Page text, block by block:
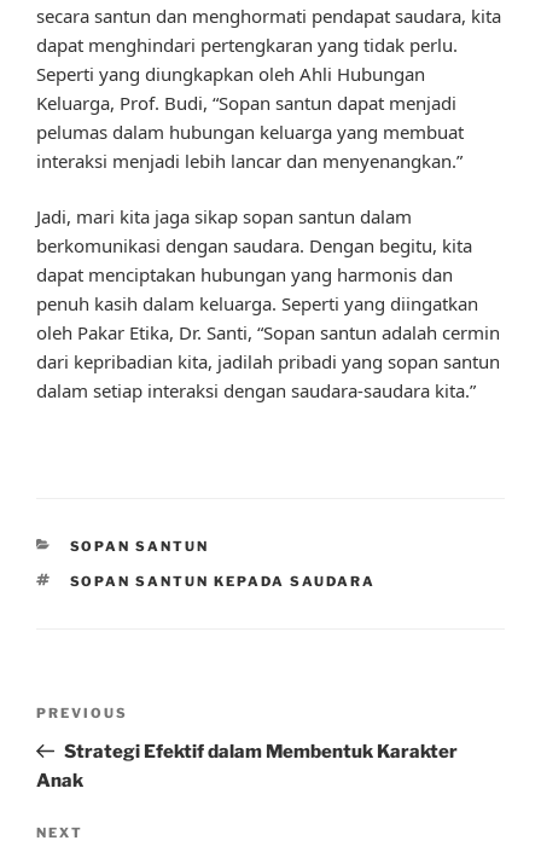
secara santun dan menghormati pendapat saudara, kita
dapat menghindari pertengkaran yang tidak perlu.
Seperti yang diungkapkan oleh Ahli Hubungan
Keluarga, Prof. Budi, “Sopan santun dapat menjadi
pelumas dalam hubungan keluarga yang membuat
interaksi menjadi lebih lancar dan menyenangkan.”
Jadi, mari kita jaga sikap sopan santun dalam
berkomunikasi dengan saudara. Dengan begitu, kita
dapat menciptakan hubungan yang harmonis dan
penuh kasih dalam keluarga. Seperti yang diingatkan
oleh Pakar Etika, Dr. Santi, “Sopan santun adalah cermin
dari kepribadian kita, jadilah pribadi yang sopan santun
dalam setiap interaksi dengan saudara-saudara kita.”
CATEGORIES
SOPAN SANTUN
TAGS
SOPAN SANTUN KEPADA SAUDARA
Previous
Post
PREVIOUS
Strategi Efektif dalam Membentuk Karakter
Anak
Next
NEXT